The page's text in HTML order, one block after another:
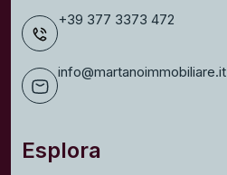
+39 377 3373 472
info@martanoimmobiliare.it
Esplora